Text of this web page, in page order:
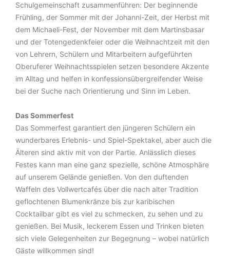
Schulgemeinschaft zusammenführen: Der beginnende
Frühling, der Sommer mit der Johanni-Zeit, der Herbst mit
dem Michaeli-Fest, der November mit dem Martinsbasar
und der Totengedenkfeier oder die Weihnachtzeit mit den
von Lehrern, Schülern und Mitarbeitern aufgeführten
Oberuferer Weihnachtsspielen setzen besondere Akzente
im Alltag und helfen in konfessionsübergreifender Weise
bei der Suche nach Orientierung und Sinn im Leben.
Das Sommerfest
Das Sommerfest garantiert den jüngeren Schülern ein
wunderbares Erlebnis- und Spiel-Spektakel, aber auch die
Älteren sind aktiv mit von der Partie. Anlässlich dieses
Festes kann man eine ganz spezielle, schöne Atmosphäre
auf unserem Gelände genießen. Von den duftenden
Waffeln des Vollwertcafés über die nach alter Tradition
geflochtenen Blumenkränze bis zur karibischen
Cocktailbar gibt es viel zu schmecken, zu sehen und zu
genießen. Bei Musik, leckerem Essen und Trinken bieten
sich viele Gelegenheiten zur Begegnung – wobei natürlich
Gäste willkommen sind!